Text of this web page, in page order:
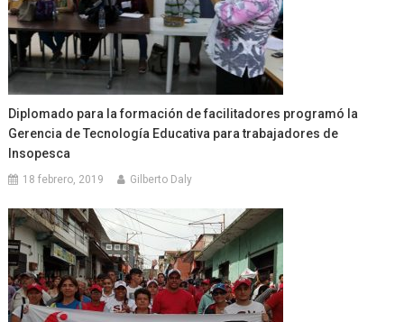
Diplomado para la formación de facilitadores programó la
Gerencia de Tecnología Educativa para trabajadores de
Insopesca
18 febrero, 2019 Gilberto Daly